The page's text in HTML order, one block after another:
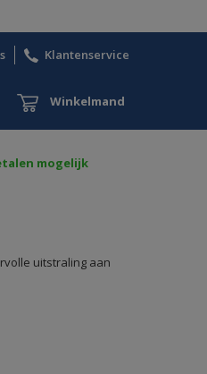
Klantenservice
Winkelmand
mogelijk
uitstraling aan